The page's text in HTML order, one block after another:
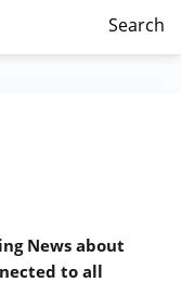
Search
News about
to all